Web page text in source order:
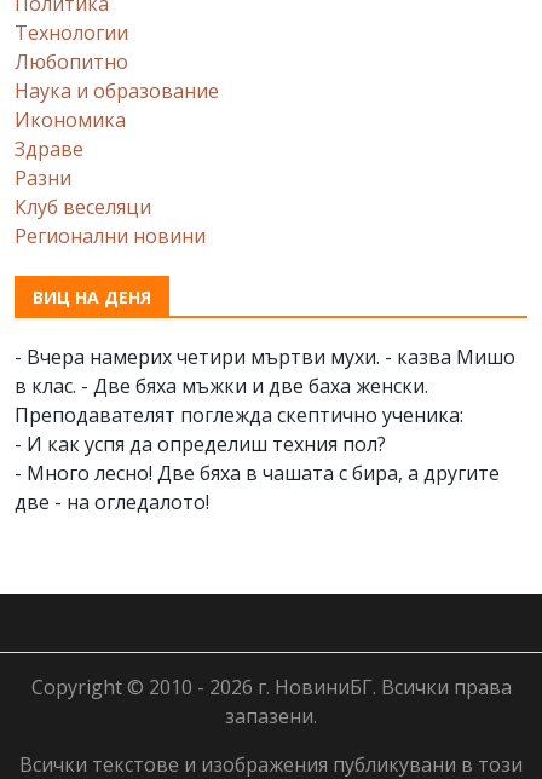
Технологии
Любопитно
Наука и образование
Икономика
Здраве
Разни
Клуб веселяци
Регионални новини
ВИЦ НА ДЕНЯ
- Вчера намерих четири мъртви мухи. - казва Мишо
в клас. - Две бяха мъжки и две баха женски.
Преподавателят поглежда скептично ученика:
- И как успя да определиш техния пол?
- Много лесно! Две бяха в чашата с бира, а другите
две - на огледалото!
Copyright © 2010 - 2026 г. НовиниБГ. Всички права
запазени.
Всички текстове и изображения публикувани в този